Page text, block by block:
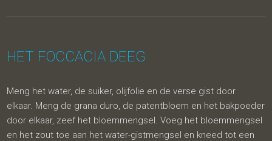
HET FOCCACIA DEEG
Meng het water, de suiker, olijfolie en de verse gist door
elkaar. Meng de grana duro, de patentbloem en het bakpoeder
door elkaar, zeef het bloemmengsel. Voeg het bloemmengsel
en het zout toe aan het water-gistmengsel en kneed tot een